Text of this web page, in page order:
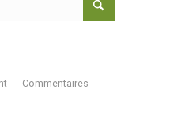
Commentaires